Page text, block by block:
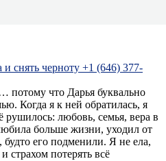
снять черноту +1 (646) 377-
потому что Дарья буквально
Когда я к ней обратилась, я
любовь, семья, вера в
больше жизни, уходил от
его подменили. Я не ела,
страхом потерять всё